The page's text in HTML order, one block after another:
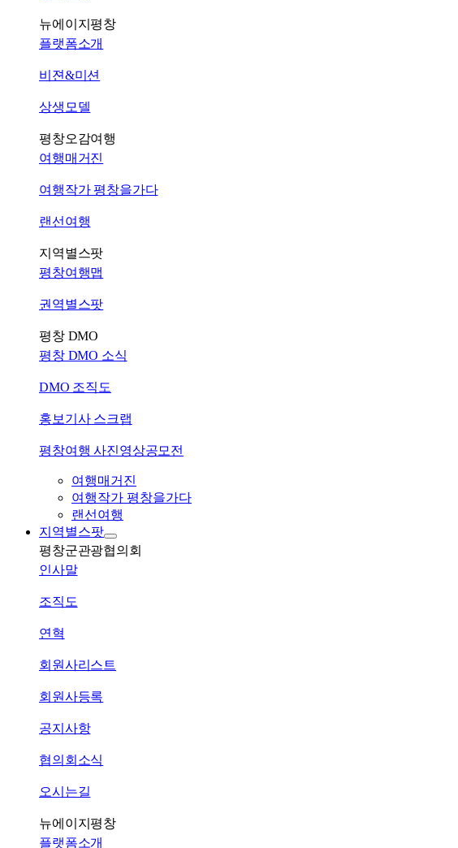
뉴에이지평창
플랫폼소개
비젼&미션
상생모델
평창오감여행
여행매거진
여행작가 평창을가다
랜선여행
지역별스팟
평창여행맵
권역별스팟
평창 DMO
평창 DMO 소식
DMO 조직도
홍보기사 스크랩
평창여행 사진영상공모전
여행매거진
여행작가 평창을가다
랜선여행
지역별스팟
평창군관광협의회
인사말
조직도
연혁
회원사리스트
회원사등록
공지사항
협의회소식
오시는길
뉴에이지평창
플랫폼소개